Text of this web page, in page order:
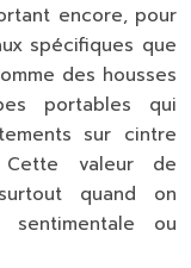
encore, pour
spécifiques que
des housses
portables qui
sur cintre
valeur de
quand on
ou